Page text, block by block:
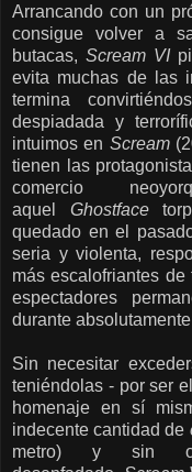
Arrancando con un
consigue volver a
butacas, Scream VI
evita muchas de las
termina
despiadada y
intuimos en Scream
tienen las
comercio
aquel Ghostface
quedado en el
seria y violenta,
más escalofriantes
espectadores
durante
Sin necesitar
teniéndolas - por ser
homenaje en sí
indecente cantidad de
metro) y sin